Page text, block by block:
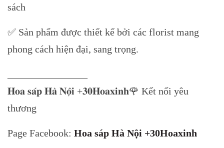
sách
✅ Sản phẩm được thiết kế bởi các florist mang
phong cách hiện đại, sang trọng.
𝐇𝐨𝐚 𝐬𝐚́𝐩 𝐇𝐚̀ 𝐍𝐨̣̂𝐢 +𝟑𝟎𝐇𝐨𝐚𝐱𝐢𝐧𝐡🌹 Kết nối yêu
thương
Page Facebook: Hoa sáp Hà Nội +30Hoaxinh